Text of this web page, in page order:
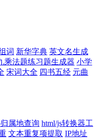
词 新华字典 英文名生成
乘法题练习题生成器 小学
宋词大全 四书五经 元曲
属地查询 html/js转换器工
文本重复项提取 IP地址